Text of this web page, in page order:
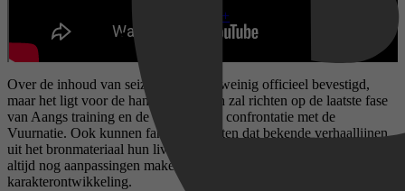
Disney+
Over de inhoud van seizoen 3 is nog weinig officieel bevestigd,
maar het ligt voor de hand dat het zich zal richten op de laatste fase
van Aangs training en de uiteindelijke confrontatie met de
Vuurnatie. Ook kunnen fans verwachten dat bekende verhaallijnen
uit het bronmateriaal hun liveaction-vertaling krijgen, al kan Netflix
altijd nog aanpassingen maken voor pacing en
karakterontwikkeling.